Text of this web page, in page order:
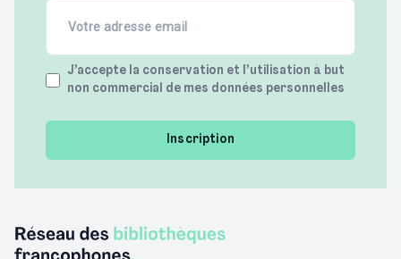
Email
(Required)
Terms
(Required)
J’accepte la conservation et l’utilisation à but
non commercial de mes données personnelles